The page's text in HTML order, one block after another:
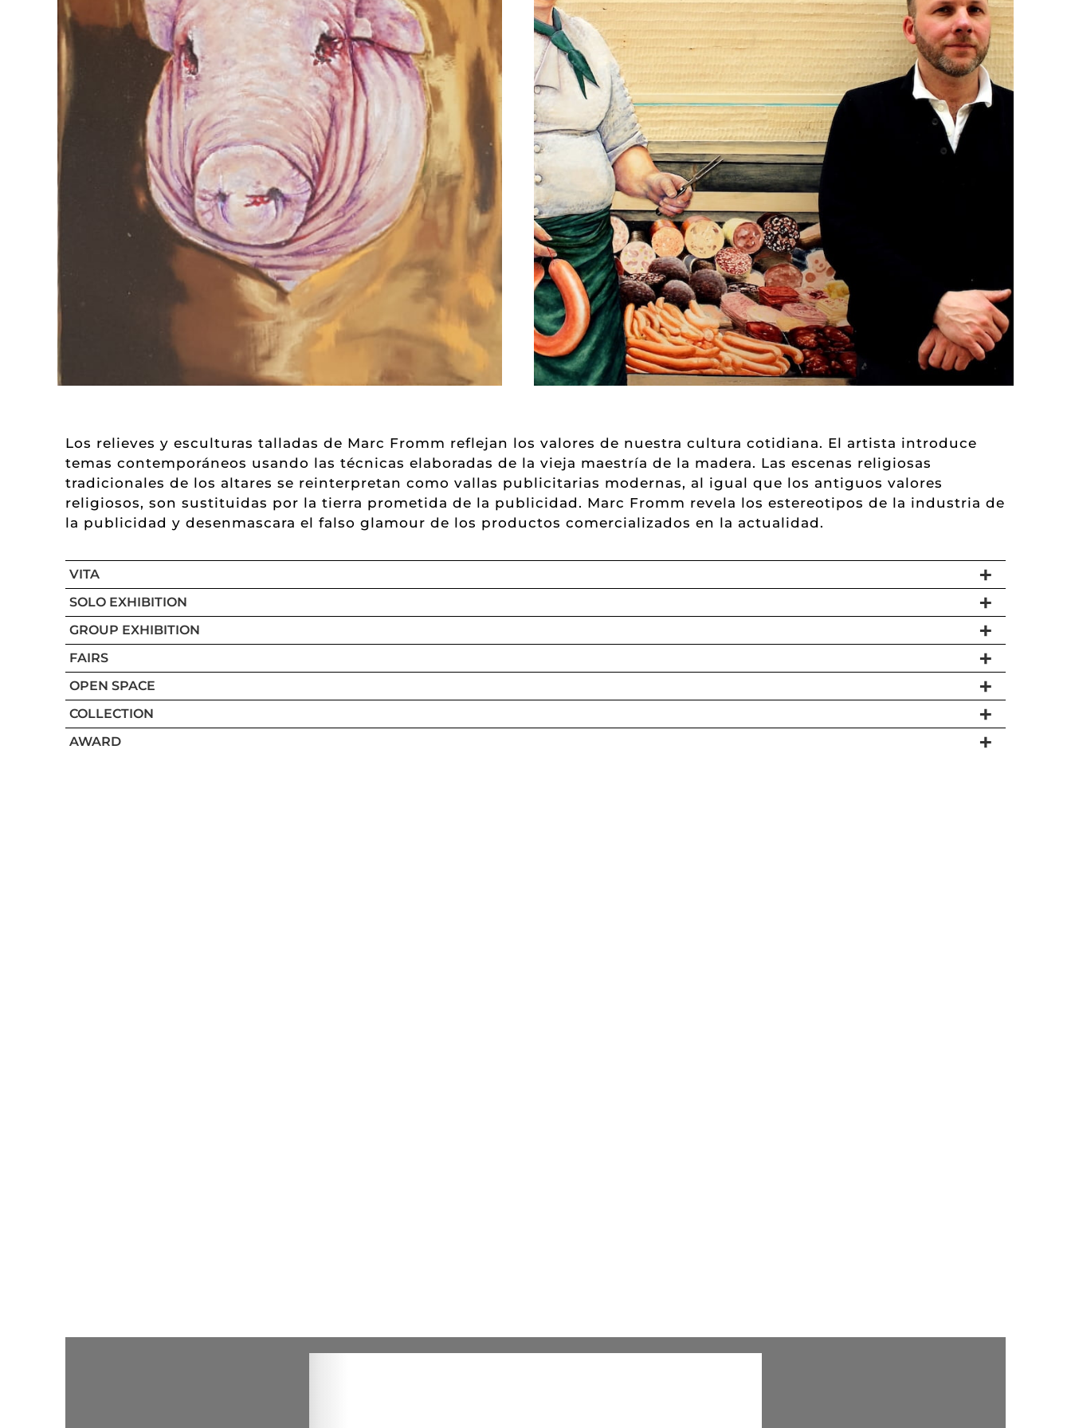
Los relieves y esculturas talladas de Marc Fromm reflejan los valores de nuestra cultura cotidiana. El artista introduce
temas contemporáneos usando las técnicas elaboradas de la vieja maestría de la madera. Las escenas religiosas
tradicionales de los altares se reinterpretan como vallas publicitarias modernas, al igual que los antiguos valores
religiosos, son sustituidas por la tierra prometida de la publicidad. Marc Fromm revela los estereotipos de la industria de
la publicidad y desenmascara el falso glamour de los productos comercializados en la actualidad.
VITA
SOLO EXHIBITION
GROUP EXHIBITION
FAIRS
OPEN SPACE
COLLECTION
AWARD